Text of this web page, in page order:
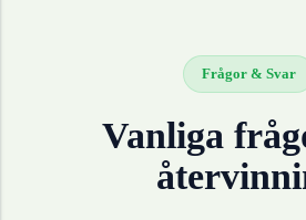
Frågor & Svar
Vanliga